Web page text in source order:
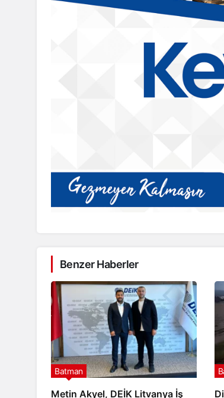
Benzer Haberler
Metin Akyel, DEİK Litvanya İş
Batman
Sason’da
hasadı